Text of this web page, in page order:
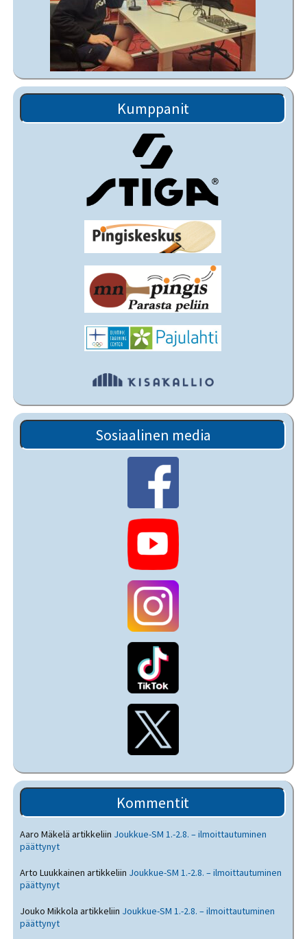
Kumppanit
Sosiaalinen media
Kommentit
Aaro Mäkelä artikkeliin Joukkue-SM 1.-2.8. – ilmoittautuminen
päättynyt
Arto Luukkainen artikkeliin Joukkue-SM 1.-2.8. – ilmoittautuminen
päättynyt
Jouko Mikkola artikkeliin Joukkue-SM 1.-2.8. – ilmoittautuminen
päättynyt